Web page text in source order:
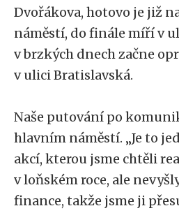
Dvořákova, hotovo je již
náměstí, do finále míří v
v brzkých dnech začne
v ulici Bratislavská.
Naše putování po
hlavním náměstí. „Je to
akcí, kterou jsme chtěli
v loňském roce, ale
finance, takže jsme ji